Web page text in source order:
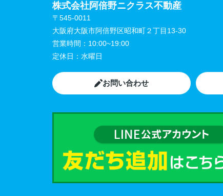
株式会社阿倍野ニクラス不動産
〒545-0011
大阪府大阪市阿倍野区昭和町２丁目13-30
営業時間： 10:00~19:00
定休日： 水曜日
お問い合わせ